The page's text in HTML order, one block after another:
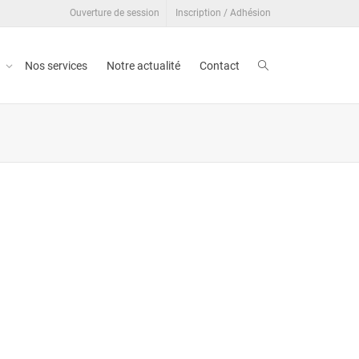
Ouverture de session Inscription / Adhésion
Nos services Notre actualité Contact